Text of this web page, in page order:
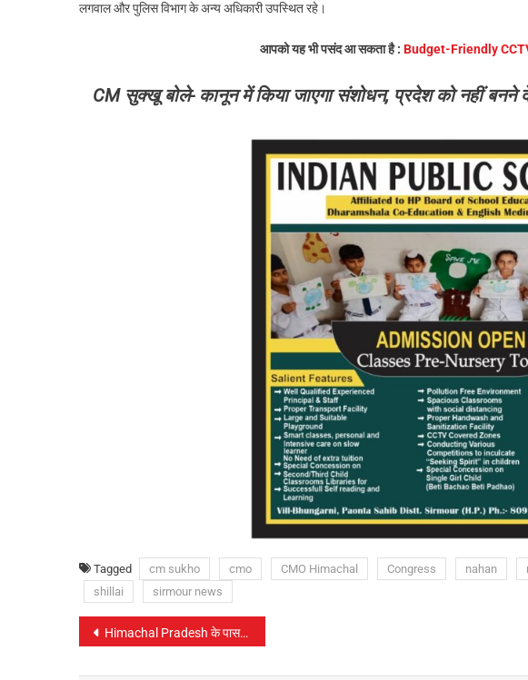
लगवाल और पुलिस विभाग के अन्य अधिकारी उपस्थित रहे।
आपको यह भी पसंद आ सकता है : Budget-Friendly
CM सुक्खू बोले- कानून में किया जाएगा संशोधन, प्रदेश को नहीं बनने
Tagged cm sukho cmo CMO Himachal Congress nahan
shillai
sirmour news
पोस्ट
नेविगेशन
Himachal Pradesh के पास जल पर Cess लगाने का अधिकार: उपमुख्यमंत्री